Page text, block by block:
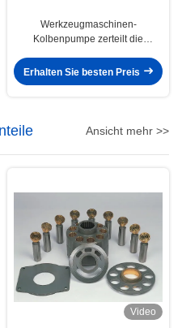
Werkzeugmaschinen-
Kolbenpumpe zerteilt die
Waschmaschine LINDES
B2PV50 B2PV75
Erhalten Sie besten Preis
Ansicht mehr >>
Video